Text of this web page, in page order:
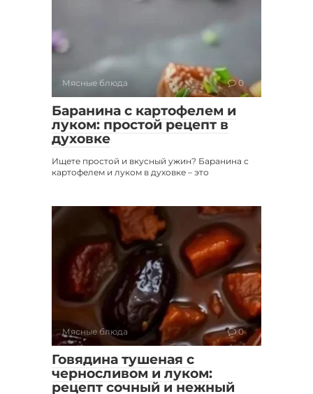
Мясные блюда 0
Баранина с картофелем и
луком: простой рецепт в
духовке
Ищете простой и вкусный ужин? Баранина с
картофелем и луком в духовке – это
Мясные блюда 0
Говядина тушеная с
черносливом и луком:
рецепт сочный и нежный